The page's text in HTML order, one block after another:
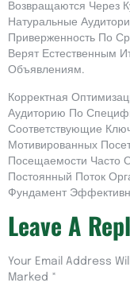
Возвращаются Через
Натуральные
Приверженность По
Верят Естественным
Объявлениям.
Корректная
Аудиторию По
Соответствующие
Мотивированных
Посещаемости Часто
Постоянный Поток
Фундамент
Leave A
Your Email Address
Marked *